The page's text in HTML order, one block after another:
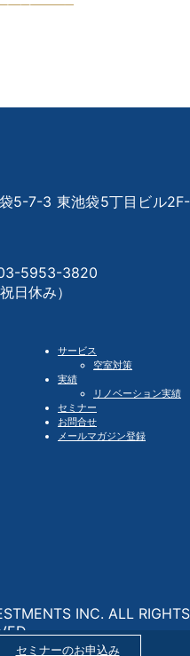
セミナーのお申込み
5-7-3 東池袋5丁目ビル2F-
5953-3820
日休み）
サービス
空室対策
実績
リノベーション実績
セミナー
お問合せ
メールマガジン登録
INC. ALL RIGHTS